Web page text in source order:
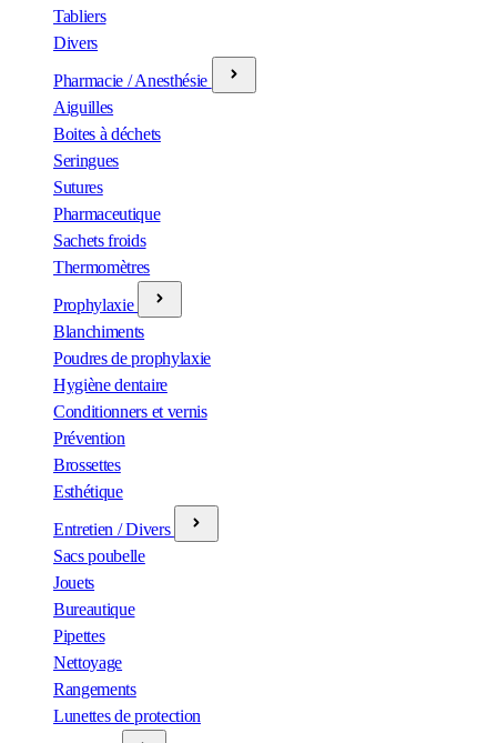
Tabliers
Divers
Pharmacie / Anesthésie
Aiguilles
Boites à déchets
Seringues
Sutures
Pharmaceutique
Sachets froids
Thermomètres
Prophylaxie
Blanchiments
Poudres de prophylaxie
Hygiène dentaire
Conditionners et vernis
Prévention
Brossettes
Esthétique
Entretien / Divers
Sacs poubelle
Jouets
Bureautique
Pipettes
Nettoyage
Rangements
Lunettes de protection